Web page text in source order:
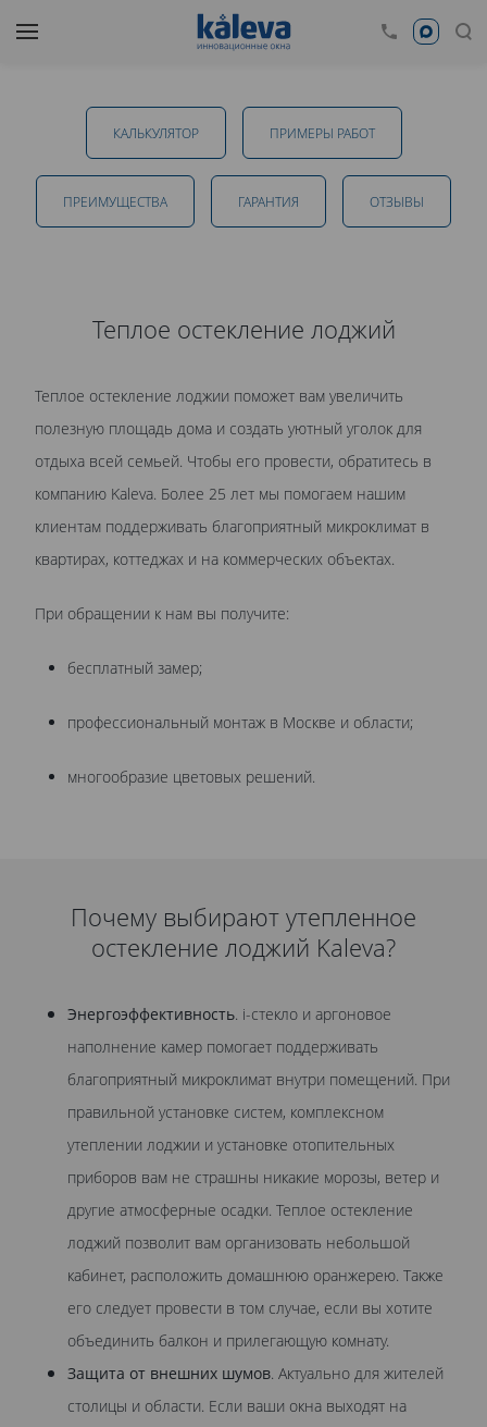
Теплое остекление лоджий в Бишкеке
от 35 170 руб.
политикой обработки персональных данныхознакомлен.
КАЛЬКУЛЯТОР ПРИМЕРЫ РАБОТ
ПРЕИМУЩЕСТВА ГАРАНТИЯ ОТЗЫВЫ
Теплое остекление лоджий
Теплое остекление лоджии поможет вам увеличить
полезную площадь дома и создать уютный уголок для
отдыха всей семьей. Чтобы его провести, обратитесь в
компанию Kaleva. Более 25 лет мы помогаем нашим
клиентам поддерживать благоприятный микроклимат в
квартирах, коттеджах и на коммерческих объектах.
При обращении к нам вы получите:
бесплатный замер;
профессиональный монтаж в Москве и области;
многообразие цветовых решений.
Почему выбирают утепленное
остекление лоджий Kaleva?
Энергоэффективность. i-стекло и аргоновое
наполнение камер помогает поддерживать
благоприятный микроклимат внутри помещений. При
правильной установке систем, комплексном
утеплении лоджии и установке отопительных
приборов вам не страшны никакие морозы, ветер и
другие атмосферные осадки. Теплое остекление
лоджий позволит вам организовать небольшой
кабинет, расположить домашнюю оранжерею. Также
его следует провести в том случае, если вы хотите
объединить балкон и прилегающую комнату.
Защита от внешних шумов. Актуально для жителей
столицы и области. Если ваши окна выходят на